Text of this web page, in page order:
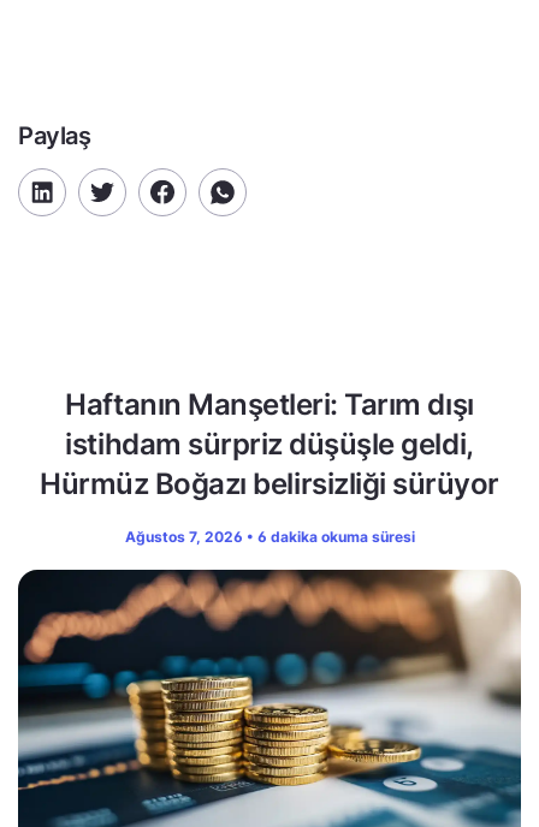
Paylaş
Haftanın Manşetleri: Tarım dışı
istihdam sürpriz düşüşle geldi,
Hürmüz Boğazı belirsizliği sürüyor
Ağustos 7, 2026 • 6 dakika okuma süresi